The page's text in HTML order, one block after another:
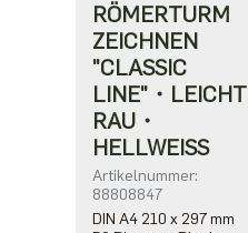
RÖMERTURM
ZEICHNEN
"CLASSIC
LINE"・LEICHT
RAU・
HELLWEISS
Artikelnummer:
88808847
DIN A4 210 x 297 mm